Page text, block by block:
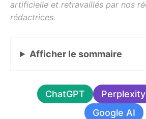
Afficher le sommaire
ChatGPT Perplexity
Google AI